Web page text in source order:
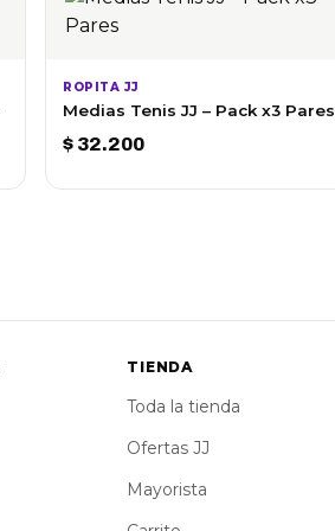
ROPITA JJ
Medias Tenis JJ – Pack x3 Pares
$ 32.200
TIENDA
Toda la tienda
Ofertas JJ
Mayorista